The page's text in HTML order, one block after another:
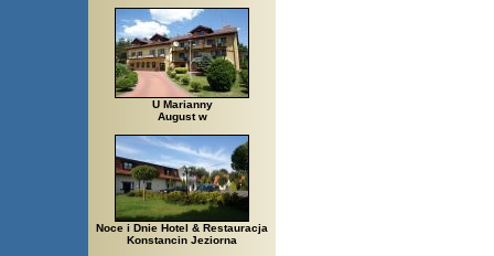
U Marianny
August w
Noce i Dnie Hotel & Restauracja
Konstancin Jeziorna